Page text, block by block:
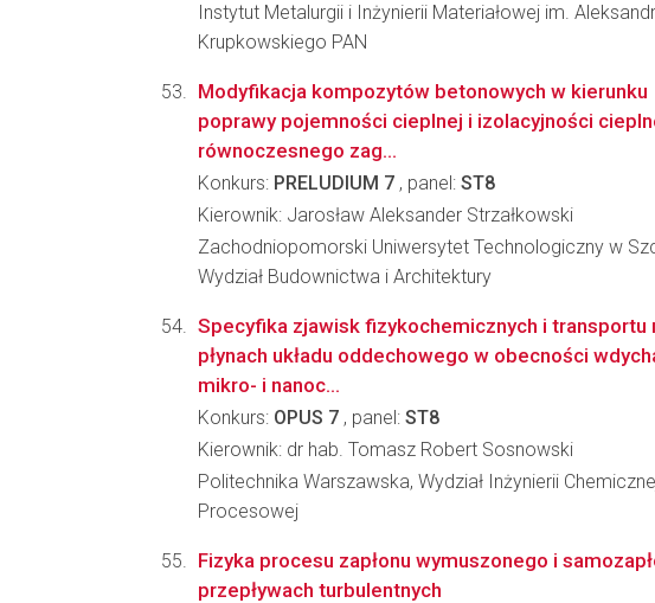
Instytut Metalurgii i Inżynierii Materiałowej im.
Krupkowskiego PAN
Modyfikacja kompozytów betonowych w kierunku
poprawy pojemności cieplnej i izolacyjności
równoczesnego zag...
Konkurs: PRELUDIUM 7 , panel: ST8
Kierownik: Jarosław Aleksander Strzałkowski
Zachodniopomorski Uniwersytet Technologiczny w
Wydział Budownictwa i Architektury
Specyfika zjawisk fizykochemicznych i transportu
płynach układu oddechowego w obecności
mikro- i nanoc...
Konkurs: OPUS 7 , panel: ST8
Kierownik: dr hab. Tomasz Robert Sosnowski
Politechnika Warszawska, Wydział Inżynierii
Procesowej
Fizyka procesu zapłonu wymuszonego i
przepływach turbulentnych